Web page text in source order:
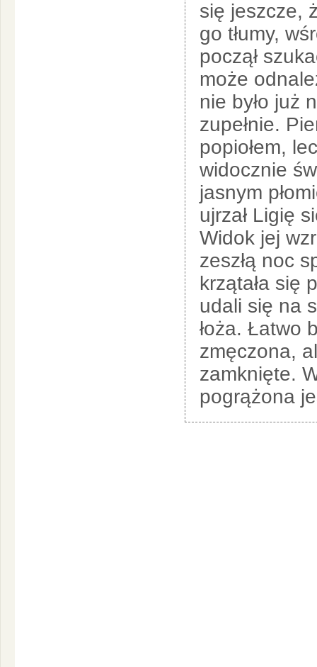
się jeszcze,
go tłumy,
począł
może
nie było już
zupełnie.
popiołem,
widocznie
jasnym
ujrzał Ligię
Widok jej
zeszłą noc
krzątała się
udali się na
łoża. Łatwo
zmęczona,
zamknięte.
pogrążona